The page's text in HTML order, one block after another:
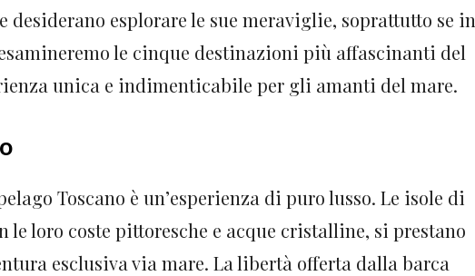
desiderano esplorare le sue meraviglie, soprattutto se in
le cinque destinazioni più affascinanti del
unica e indimenticabile per gli amanti del mare.
Toscano è un’esperienza di puro lusso. Le isole di
le loro coste pittoresche e acque cristalline, si prestano
esclusiva via mare. La libertà offerta dalla barca